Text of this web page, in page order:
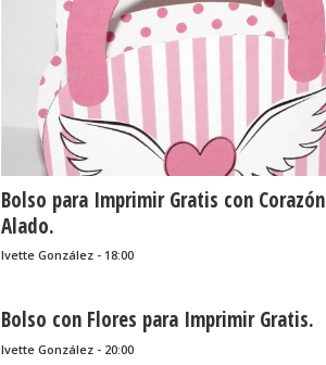
Bolso para Imprimir Gratis con Corazón
Alado.
Ivette González - 18:00
Bolso con Flores para Imprimir Gratis.
Ivette González - 20:00